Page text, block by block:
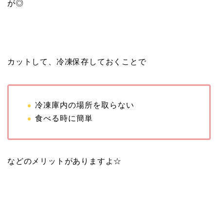
が◎
カットして、冷凍保存しておくことで
冷凍庫内の場所を取らない
食べる時に簡単
などのメリットがありますよ☆